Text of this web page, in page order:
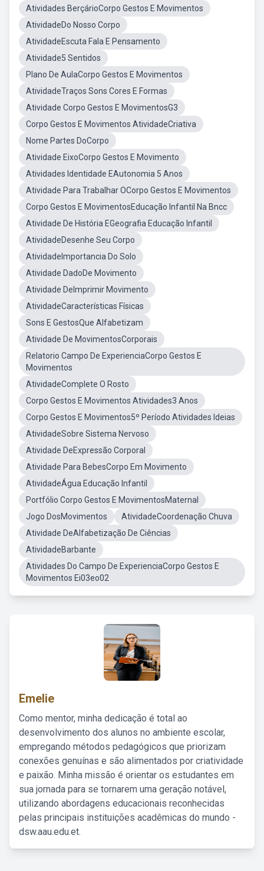
Atividades BerçárioCorpo Gestos E Movimentos
AtividadeDo Nosso Corpo
AtividadeEscuta Fala E Pensamento
Atividade5 Sentidos
Plano De AulaCorpo Gestos E Movimentos
AtividadeTraços Sons Cores E Formas
Atividade Corpo Gestos E MovimentosG3
Corpo Gestos E Movimentos AtividadeCriativa
Nome Partes DoCorpo
Atividade EixoCorpo Gestos E Movimento
Atividades Identidade EAutonomia 5 Anos
Atividade Para Trabalhar OCorpo Gestos E Movimentos
Corpo Gestos E MovimentosEducação Infantil Na Bncc
Atividade De História EGeografia Educação Infantil
AtividadeDesenhe Seu Corpo
AtividadeImportancia Do Solo
Atividade DadoDe Movimento
Atividade DeImprimir Movimento
AtividadeCaracterísticas Físicas
Sons E GestosQue Alfabetizam
Atividade De MovimentosCorporais
Relatorio Campo De ExperienciaCorpo Gestos E
Movimentos
AtividadeComplete O Rosto
Corpo Gestos E Movimentos Atividades3 Anos
Corpo Gestos E Movimentos5º Período Atividades Ideias
AtividadeSobre Sistema Nervoso
Atividade DeExpressão Corporal
Atividade Para BebesCorpo Em Movimento
AtividadeÁgua Educação Infantil
Portfólio Corpo Gestos E MovimentosMaternal
Jogo DosMovimentos
AtividadeCoordenação Chuva
Atividade DeAlfabetização De Ciências
AtividadeBarbante
Atividades Do Campo De ExperienciaCorpo Gestos E
Movimentos Ei03eo02
Emelie
Como mentor, minha dedicação é total ao
desenvolvimento dos alunos no ambiente escolar,
empregando métodos pedagógicos que priorizam
conexões genuínas e são alimentados por criatividade
e paixão. Minha missão é orientar os estudantes em
sua jornada para se tornarem uma geração notável,
utilizando abordagens educacionais reconhecidas
pelas principais instituições acadêmicas do mundo -
dsw.aau.edu.et.